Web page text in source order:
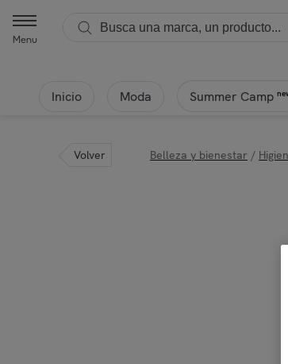
Menu
Inicio Moda Summer Camp
Volver Belleza y bienestar /